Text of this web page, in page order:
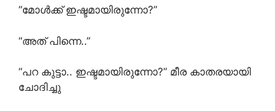
“മോൾക്ക് ഇഷ്ടമായിരുന്നോ?”
“അത് പിന്നെ..”
“പറ കുട്ടാ.. ഇഷ്ടമായിരുന്നോ?” മീര കാതരയായി
ചോദിച്ചു